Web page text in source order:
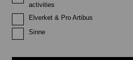
activities
Elverket & Pro Artibus
Sinne